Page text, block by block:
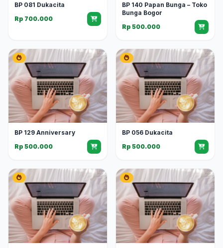
BP 081 Dukacita
Rp 700.000
BP 140 Papan Bunga – Toko
Bunga Bogor
Rp 500.000
BP 129 Anniversary
Rp 500.000
BP 056 Dukacita
Rp 500.000